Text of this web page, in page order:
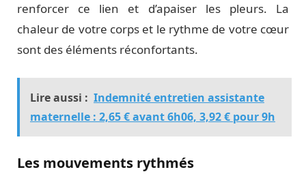
renforcer ce lien et d’apaiser les pleurs. La
chaleur de votre corps et le rythme de votre cœur
sont des éléments réconfortants.
Lire aussi : Indemnité entretien assistante
maternelle : 2,65 € avant 6h06, 3,92 € pour 9h
Les mouvements rythmés